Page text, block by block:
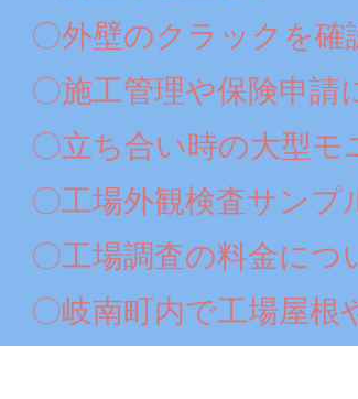
〇外壁のクラックを確
〇施工管理や保険申請
〇立ち合い時の大型モ
〇工場外観検査サンプ
〇工場調査の料金につ
〇岐南町内で工場屋根